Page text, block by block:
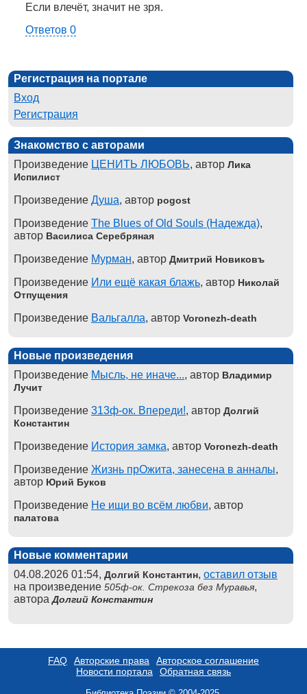
Если влечёт, значит не зря.
Ответов 0
Регистрация на портале
Вход
Регистрация
Знакомство с авторами
Произведение ЦЕНИТЬ ЛЮБОВЬ, автор Лика
Испилист
Произведение Душа, автор pogost
Произведение The Blues of Old Souls (Надежда),
автор Василиса Серебряная
Произведение Мурман, автор Дмитрий Новиковъ
Произведение Или ещё какая блажь, автор Николай
Отпущения
Произведение Вальгалла, автор Voronezh-death
Новые произведения
Произведение Мысль, не иначе..., автор Владимир
Лучит
Произведение 313ф-ок. Впереди!, автор Долгий
Константин
Произведение История замка, автор Voronezh-death
Произведение Жизнь прОжита, занесена в анналы,
автор Юрий Буков
Произведение Не ищи во всём любви, автор
палатова
Новые комментарии
04.08.2026 01:54, Долгий Константин, оставил отзыв
на произведение 505ф-ок. Стрекоза без Муравья,
автораДолгий Константин
FAQ Авторские права
Авторское соглашение
Новости портала
Обратная связь